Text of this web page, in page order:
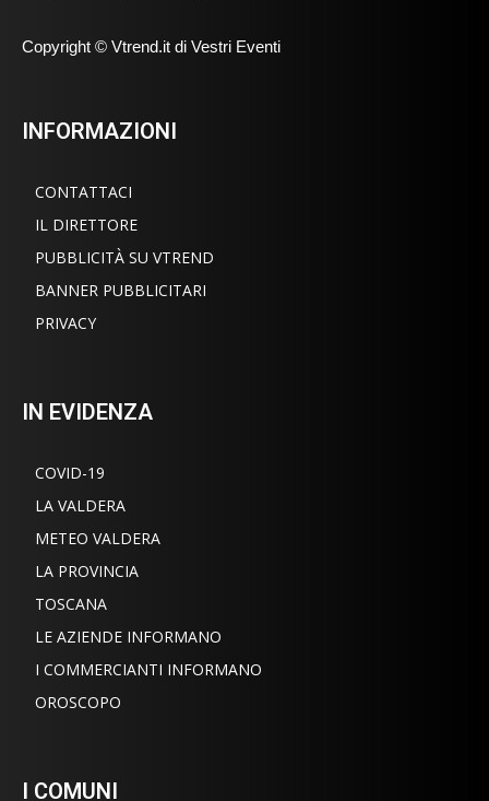
Copyright © Vtrend.it di Vestri Eventi
INFORMAZIONI
CONTATTACI
IL DIRETTORE
PUBBLICITÀ SU VTREND
BANNER PUBBLICITARI
PRIVACY
IN EVIDENZA
COVID-19
LA VALDERA
METEO VALDERA
LA PROVINCIA
TOSCANA
LE AZIENDE INFORMANO
I COMMERCIANTI INFORMANO
OROSCOPO
I COMUNI